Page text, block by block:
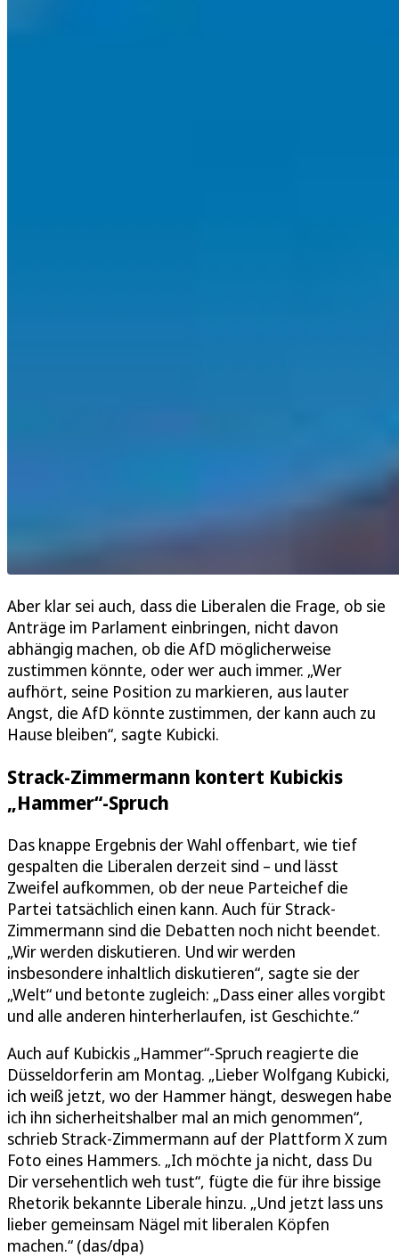
Aber klar sei auch, dass die Liberalen die Frage, ob sie
Anträge im Parlament einbringen, nicht davon
abhängig machen, ob die AfD möglicherweise
zustimmen könnte, oder wer auch immer. „Wer
aufhört, seine Position zu markieren, aus lauter
Angst, die AfD könnte zustimmen, der kann auch zu
Hause bleiben“, sagte Kubicki.
Strack-Zimmermann kontert Kubickis
„Hammer“-Spruch
Das knappe Ergebnis der Wahl offenbart, wie tief
gespalten die Liberalen derzeit sind – und lässt
Zweifel aufkommen, ob der neue Parteichef die
Partei tatsächlich einen kann. Auch für Strack-
Zimmermann sind die Debatten noch nicht beendet.
„Wir werden diskutieren. Und wir werden
insbesondere inhaltlich diskutieren“, sagte sie der
„Welt“ und betonte zugleich: „Dass einer alles vorgibt
und alle anderen hinterherlaufen, ist Geschichte.“
Auch auf Kubickis „Hammer“-Spruch reagierte die
Düsseldorferin am Montag. „Lieber Wolfgang Kubicki,
ich weiß jetzt, wo der Hammer hängt, deswegen habe
ich ihn sicherheitshalber mal an mich genommen“,
schrieb Strack-Zimmermann auf der Plattform X zum
Foto eines Hammers. „Ich möchte ja nicht, dass Du
Dir versehentlich weh tust“, fügte die für ihre bissige
Rhetorik bekannte Liberale hinzu. „Und jetzt lass uns
lieber gemeinsam Nägel mit liberalen Köpfen
machen.“ (das/dpa)